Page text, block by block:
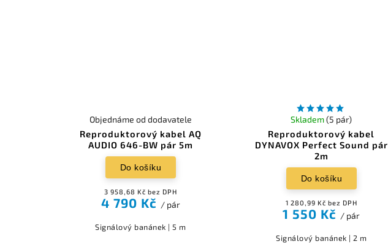
Reproduktorový kabel AQ
AUDIO 646-BW pár 5m
Objednáme od dodavatele
3 958,68 Kč bez DPH
4 790 Kč / pár
Do košíku
Signálový banánek | 5 m
Reproduktorový kabel
DYNAVOX Perfect Sound pár
2m
Skladem(5 pár)
1 280,99 Kč bez DPH
1 550 Kč / pár
Do košíku
Signálový banánek | 2 m